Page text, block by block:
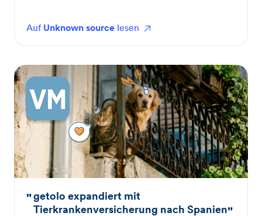
Auf Unknown source lesen
getolo expandiert mit
Tierkrankenversicherung nach Spanien